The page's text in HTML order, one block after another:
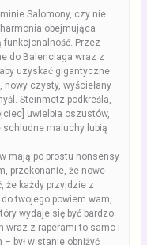
Salomony, czy nie
obejmująca
Przez
do Balenciaga wraz z
uzyskać gigantyczne
czysty, wyściełany
Steinmetz podkreśla,
uwielbia oszustów,
schludne maluchy lubią
mają po prostu nonsensy
przekonanie, że nowe
że każdy przyjdzie z
do twojego powiem wam,
wydaje się być bardzo
wraz z raperami to samo i
był w stanie obniżyć